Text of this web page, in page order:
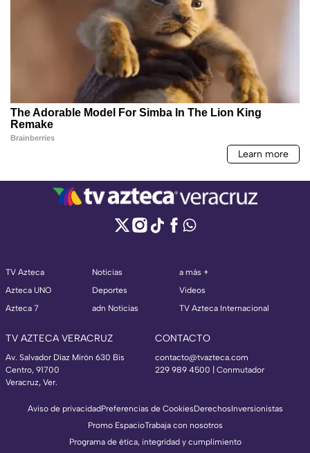
TV Azteca
Azteca UNO
Azteca 7
Noticias
Deportes
adn Noticias
a más +
Videos
TV Azteca Internacional
TV AZTECA VERACRUZ
Av. Salvador Díaz Mirón 630 Bis
Centro, 91700
Veracruz, Ver.
CONTACTO
contacto@tvazteca.com
229 989 4500 | Conmutador
Aviso de privacidadPreferencias de CookiesDerechosInversionistas
Promo EspacioTrabaja con nosotros
Programa de ética, integridad y cumplimiento